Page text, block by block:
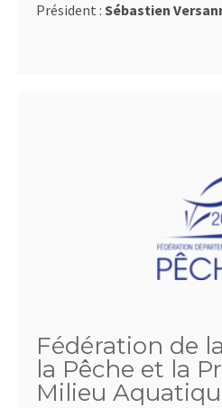
Président : Sébastien
Fédération de
la Pêche et la
Milieu